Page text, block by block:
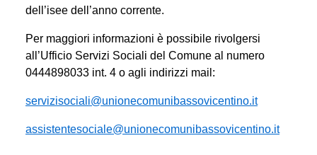
dell’isee dell’anno corrente.
Per maggiori informazioni è possibile rivolgersi
all’Ufficio Servizi Sociali del Comune al numero
0444898033 int. 4 o agli indirizzi mail:
servizisociali@unionecomunibassovicentino.it
assistentesociale@unionecomunibassovicentino.it